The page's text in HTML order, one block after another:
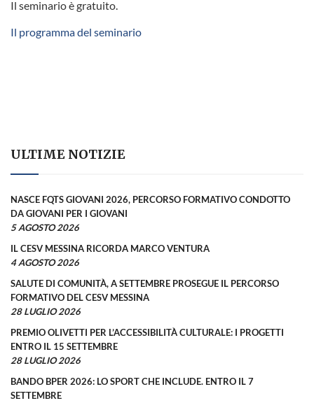
Il seminario è gratuito.
Il programma del seminario
ULTIME NOTIZIE
NASCE FQTS GIOVANI 2026, PERCORSO FORMATIVO CONDOTTO
DA GIOVANI PER I GIOVANI
5 AGOSTO 2026
IL CESV MESSINA RICORDA MARCO VENTURA
4 AGOSTO 2026
SALUTE DI COMUNITÀ, A SETTEMBRE PROSEGUE IL PERCORSO
FORMATIVO DEL CESV MESSINA
28 LUGLIO 2026
PREMIO OLIVETTI PER L’ACCESSIBILITÀ CULTURALE: I PROGETTI
ENTRO IL 15 SETTEMBRE
28 LUGLIO 2026
BANDO BPER 2026: LO SPORT CHE INCLUDE. ENTRO IL 7
SETTEMBRE